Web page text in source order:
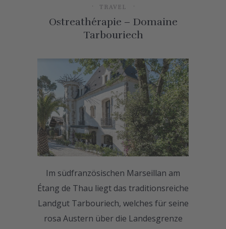
TRAVEL
Ostreathérapie – Domaine
Tarbouriech
Im südfranzösischen Marseillan am
Étang de Thau liegt das traditionsreiche
Landgut Tarbouriech, welches für seine
rosa Austern über die Landesgrenze